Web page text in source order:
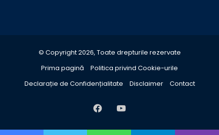
© Copyright 2026, Toate drepturile rezervate
Prima pagină
Politica privind Cookie-urile
Declarație de Confidențialitate
Disclaimer Contact
FacebookYouTube